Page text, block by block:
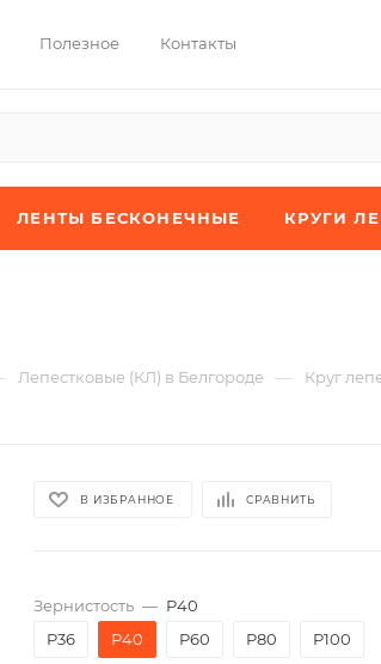
Полезное Контакты
ЛЕНТЫ БЕСКОНЕЧНЫЕ КРУГИ
Лепестковые (КЛ) в Белгороде — Круг
В ИЗБРАННОЕ СРАВНИТЬ
Зернистость — P40
P36
P40 P60 P80 P100